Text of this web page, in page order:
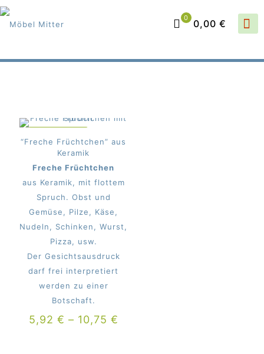
0 0,00 €
“Freche Früchtchen” aus
Keramik
Freche Früchtchen
aus Keramik, mit flottem
Spruch. Obst und
Gemüse, Pilze, Käse,
Nudeln, Schinken, Wurst,
Pizza, usw.
Der Gesichtsausdruck
darf frei interpretiert
werden zu einer
Botschaft.
5,92 € – 10,75 €